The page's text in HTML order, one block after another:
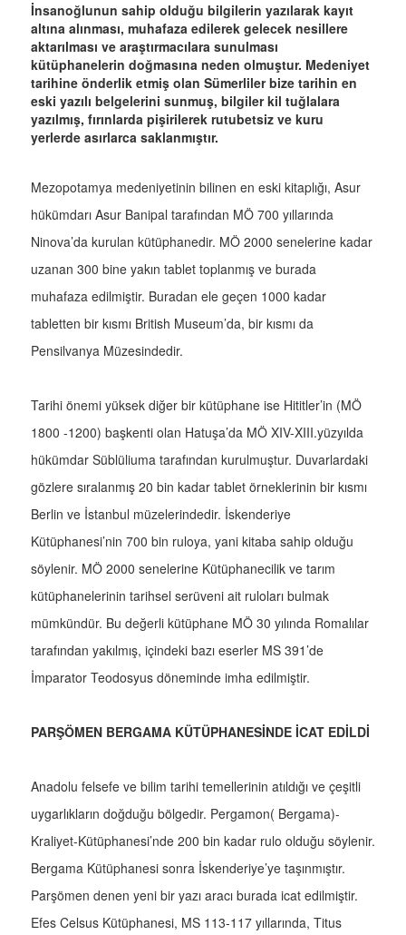
İnsanoğlunun sahip olduğu bilgilerin yazılarak kayıt
altına alınması, muhafaza edilerek gelecek nesillere
aktarılması ve araştırmacılara sunulması
kütüphanelerin doğmasına neden olmuştur. Medeniyet
tarihine önderlik etmiş olan Sümerliler bize tarihin en
eski yazılı belgelerini sunmuş, bilgiler kil tuğlalara
yazılmış, fırınlarda pişirilerek rutubetsiz ve kuru
yerlerde asırlarca saklanmıştır.
Mezopotamya medeniyetinin bilinen en eski kitaplığı, Asur
hükümdarı Asur Banipal tarafından MÖ 700 yıllarında
Ninova’da kurulan kütüphanedir. MÖ 2000 senelerine kadar
uzanan 300 bine yakın tablet toplanmış ve burada
muhafaza edilmiştir. Buradan ele geçen 1000 kadar
tabletten bir kısmı British Museum’da, bir kısmı da
Pensilvanya Müzesindedir.
Tarihi önemi yüksek diğer bir kütüphane ise Hititler’in (MÖ
1800 -1200) başkenti olan Hatuşa’da MÖ XIV-XIII.yüzyılda
hükümdar Süblüliuma tarafından kurulmuştur. Duvarlardaki
gözlere sıralanmış 20 bin kadar tablet örneklerinin bir kısmı
Berlin ve İstanbul müzelerindedir. İskenderiye
Kütüphanesi’nin 700 bin ruloya, yani kitaba sahip olduğu
söylenir. MÖ 2000 senelerine Kütüphanecilik ve tarım
kütüphanelerinin tarihsel serüveni ait ruloları bulmak
mümkündür. Bu değerli kütüphane MÖ 30 yılında Romalılar
tarafından yakılmış, içindeki bazı eserler MS 391’de
İmparator Teodosyus döneminde imha edilmiştir.
PARŞÖMEN BERGAMA KÜTÜPHANESİNDE İCAT EDİLDİ
Anadolu felsefe ve bilim tarihi temellerinin atıldığı ve çeşitli
uygarlıkların doğduğu bölgedir. Pergamon( Bergama)-
Kraliyet-Kütüphanesi’nde 200 bin kadar rulo olduğu söylenir.
Bergama Kütüphanesi sonra İskenderiye’ye taşınmıştır.
Parşömen denen yeni bir yazı aracı burada icat edilmiştir.
Efes Celsus Kütüphanesi, MS 113-117 yıllarında, Titus